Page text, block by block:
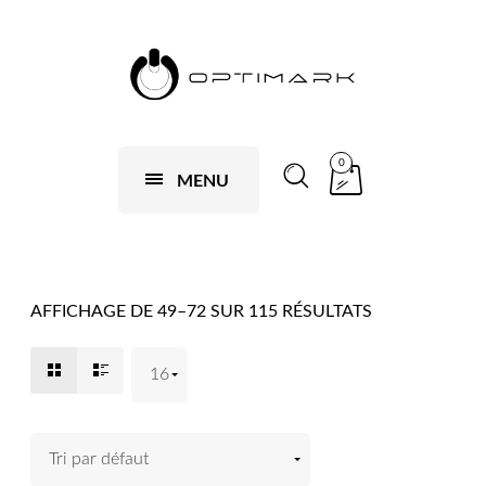
MENU
0
AFFICHAGE DE 49–72 SUR 115 RÉSULTATS